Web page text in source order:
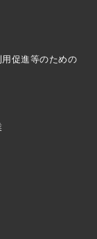
促進等のための